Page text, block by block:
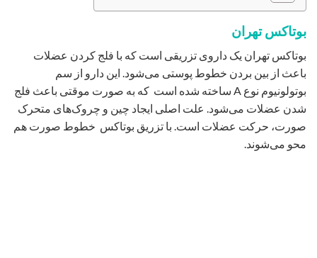
بوتاکس تهران
بوتاکس تهران یک داروی تزریقی است که با فلج کردن عضلات
باعث از بین بردن خطوط پوستی می‌شود. این دارو از سم
بوتولونیوم نوع A ساخته شده است که به صورت موقتی باعث فلج
شدن عضلات می‌شود. علت اصلی ایجاد چین و چروک‌های متحرک
صورت، حرکت عضلات است. با تزریق بوتاکس خطوط صورت هم
محو می‌شوند.